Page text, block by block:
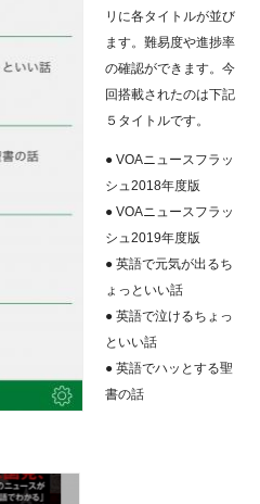
リに各タイトルが並び
ます。難易度や進捗率
の確認ができます。今
回搭載されたのは下記
５タイトルです。
● VOAニュースフラッ
シュ2018年度版
● VOAニュースフラッ
シュ2019年度版
● 英語で元気が出るち
ょっといい話
● 英語で泣けるちょっ
といい話
● 英語でハッとする聖
書の話